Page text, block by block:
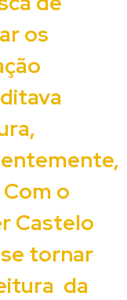
os
o
Castelo
tornar
da